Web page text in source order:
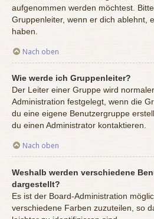
aufgenommen werden möchtest.
Gruppenleiter, wenn er dich ablehnt,
haben.
Nach oben
Wie werde ich Gruppenleiter?
Der Leiter einer Gruppe wird
Administration festgelegt, wenn die
du eine eigene Benutzergruppe
du einen Administrator kontaktieren.
Nach oben
Weshalb werden verschiedene
dargestellt?
Es ist der Board-Administration
verschiedene Farben zuzuteilen, so